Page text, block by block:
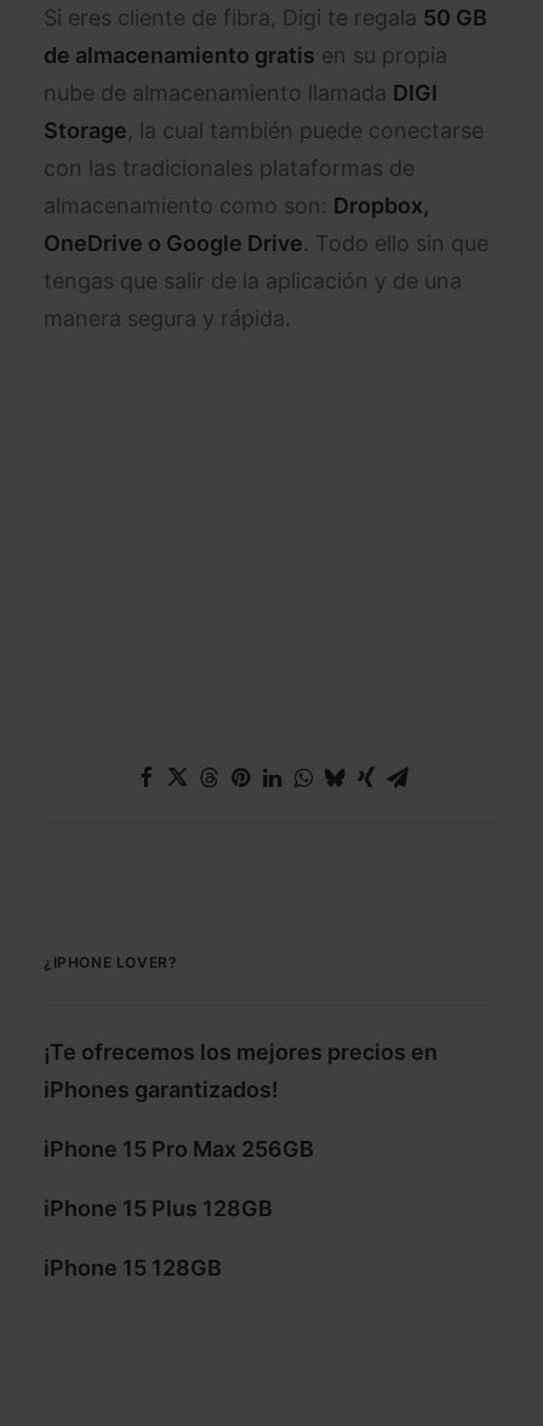
Si eres cliente de fibra, Digi te regala 50 GB
de almacenamiento gratis en su propia
nube de almacenamiento llamada DIGI
Storage, la cual también puede conectarse
con las tradicionales plataformas de
almacenamiento como son: Dropbox,
OneDrive o Google Drive. Todo ello sin que
tengas que salir de la aplicación y de una
manera segura y rápida.
¿IPHONE LOVER?
¡Te ofrecemos los mejores precios en
iPhones garantizados!
iPhone 15 Pro Max 256GB
iPhone 15 Plus 128GB
iPhone 15 128GB